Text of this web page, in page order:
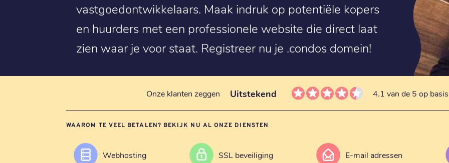
vastgoedontwikkelaars. Maak indruk op potentiële kopers
en huurders met een professionele website die direct laat
zien waar je voor staat. Registreer nu je .condos domein!
Onze klanten zeggen Uitstekend 4.1 van de 5 op
WAAROM TE VEEL BETALEN? BEKIJK NU AL ONZE DIENSTEN
Webhosting SSL beveiliging E-mail adressen